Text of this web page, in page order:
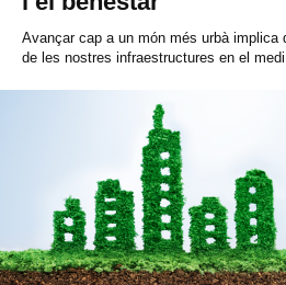
Avançar cap a un món més urbà implica
de les nostres infraestructures en el